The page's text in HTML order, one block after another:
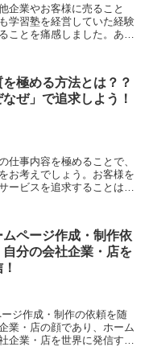
企業やお客様に売ること
学習塾を経営していた経験
ことを痛感しました。あな
を極める方法とは？？
なぜ」で追求しよう！
仕事内容を極めることで、
お考えでしょう。お客様を
ービスを追求することは大
ムページ作成・制作依
分の会社企業・店を
ジ作成・制作の依頼を随
業・店の顔であり、ホーム
企業・店を世界に発信する